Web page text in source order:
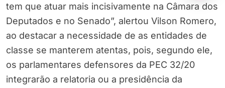
tem que atuar mais incisivamente na Câmara dos
Deputados e no Senado”, alertou Vilson Romero,
ao destacar a necessidade de as entidades de
classe se manterem atentas, pois, segundo ele,
os parlamentares defensores da PEC 32/20
integrarão a relatoria ou a presidência da